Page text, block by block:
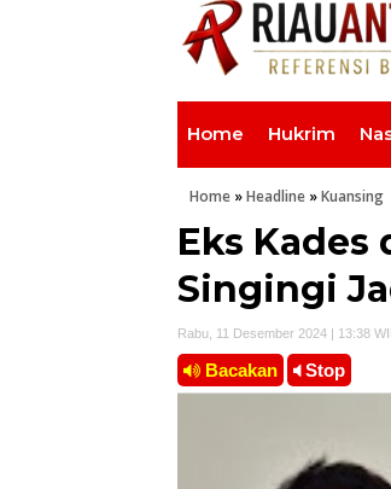
Home Hukrim
Home »Headline »Kuansing
Eks Kades
Singingi
Rabu, 11 Desember 2024 | 13:38
Bacakan Stop